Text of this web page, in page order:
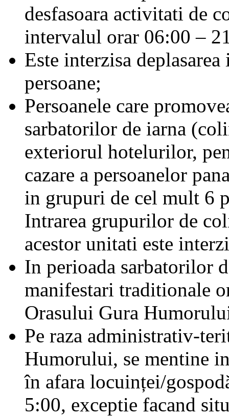
desfasoara activitati de
intervalul orar 06:00 –
Este interzisa
persoane;
Persoanele care
sarbatorilor de iarna
exteriorul hotelurilor,
cazare a persoanelor
in grupuri de cel mult 6
Intrarea grupurilor de
acestor unitati este
In perioada sarbatorilor
manifestari traditionale
Orasului Gura
Pe raza administrativ-
Humorului, se mentine
în afara locuinței/
5:00, exceptie facand